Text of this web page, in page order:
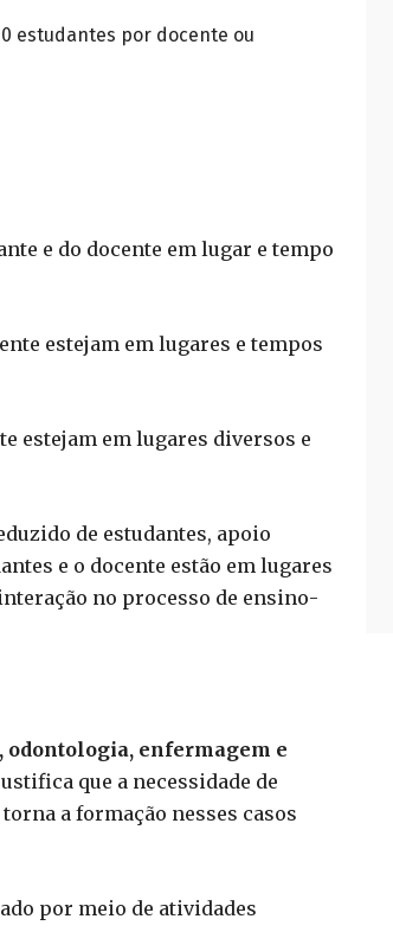
estudantes por docente ou
e do docente em lugar e tempo
estejam em lugares e tempos
estejam em lugares diversos e
de estudantes, apoio
e o docente estão em lugares
no processo de ensino-
odontologia, enfermagem e
que a necessidade de
a formação nesses casos
por meio de atividades